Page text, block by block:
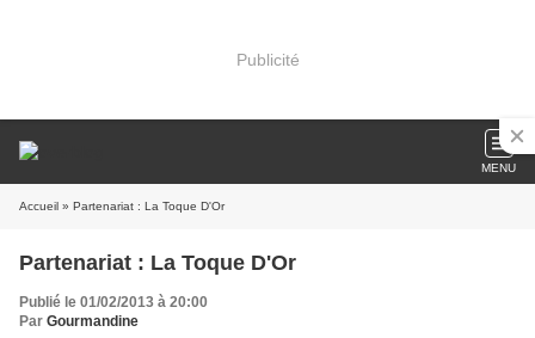
Publicité
MENU
Accueil » Partenariat : La Toque D'Or
Partenariat : La Toque D'Or
Publié le 01/02/2013 à 20:00
Par Gourmandine